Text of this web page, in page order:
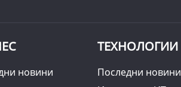
новини
ТЕХНОЛОГИИ
Последни новини